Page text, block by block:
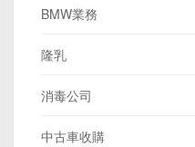
BMW業務
隆乳
消毒公司
中古車收購